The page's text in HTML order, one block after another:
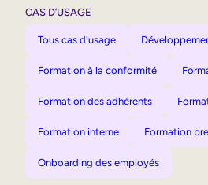
CAS D’USAGE
Tous cas d'usage
Formation à la conformité
Formation des adhérents
Formation interne Formation
Onboarding des employés